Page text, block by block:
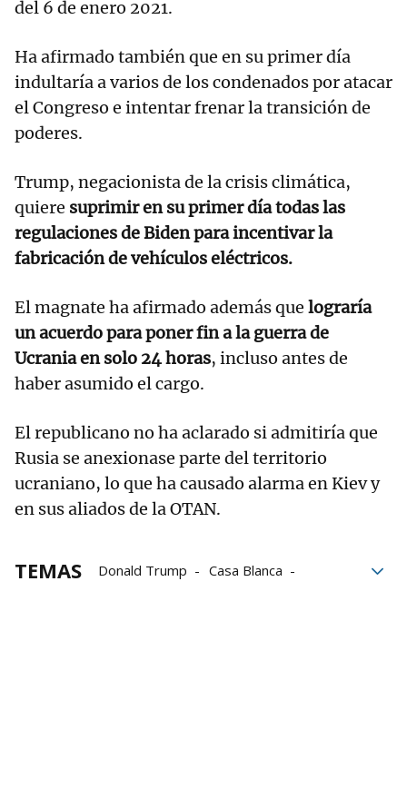
del 6 de enero 2021.
Ha afirmado también que en su primer día
indultaría a varios de los condenados por atacar
el Congreso e intentar frenar la transición de
poderes.
Trump, negacionista de la crisis climática,
quiere suprimir en su primer día todas las
regulaciones de Biden para incentivar la
fabricación de vehículos eléctricos.
El magnate ha afirmado además que lograría
un acuerdo para poner fin a la guerra de
Ucrania en solo 24 horas, incluso antes de
haber asumido el cargo.
El republicano no ha aclarado si admitiría que
Rusia se anexionase parte del territorio
ucraniano, lo que ha causado alarma en Kiev y
en sus aliados de la OTAN.
TEMAS Donald Trump
Casa Blanca